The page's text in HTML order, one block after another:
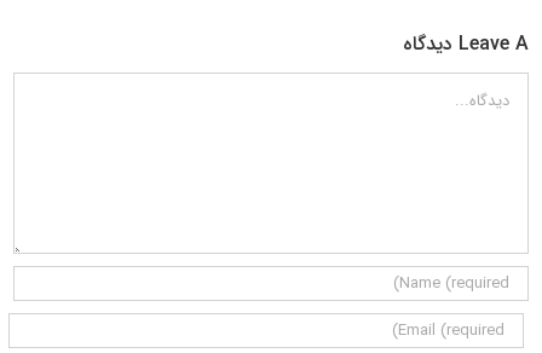
Leave A دیدگاه
دیدگاه